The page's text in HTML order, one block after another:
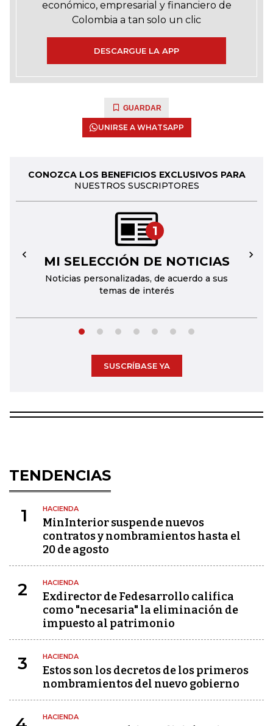
económico, empresarial y financiero de
Colombia a tan solo un clic
DESCARGUE LA APP
GUARDAR
UNIRSE A WHATSAPP
CONOZCA LOS BENEFICIOS EXCLUSIVOS PARA
NUESTROS SUSCRIPTORES
1
MI SELECCIÓN DE NOTICIAS
Noticias personalizadas, de acuerdo a sus
temas de interés
← →
SUSCRÍBASE YA
TENDENCIAS
1 HACIENDA
MinInterior suspende nuevos
contratos y nombramientos hasta el
20 de agosto
2 HACIENDA
Exdirector de Fedesarrollo califica
como "necesaria" la eliminación de
impuesto al patrimonio
3 HACIENDA
Estos son los decretos de los primeros
nombramientos del nuevo gobierno
HACIENDA